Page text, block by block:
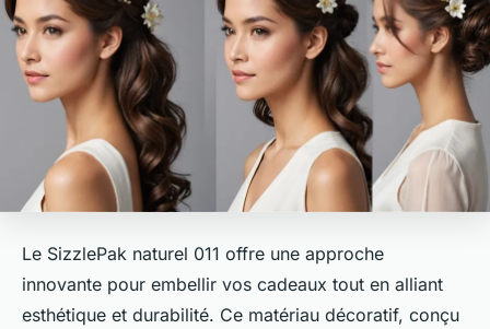
Le SizzlePak naturel 011 offre une approche
innovante pour embellir vos cadeaux tout en alliant
esthétique et durabilité. Ce matériau décoratif, conçu